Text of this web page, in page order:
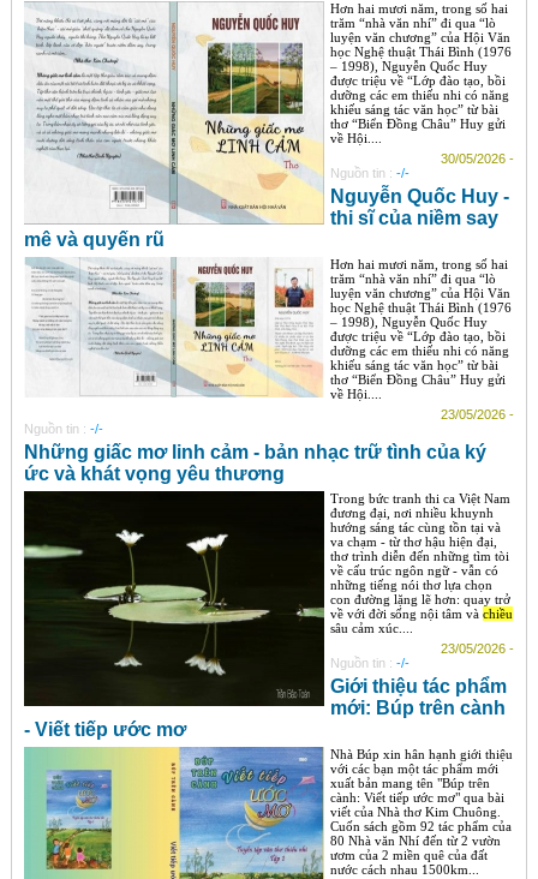
Hơn hai mươi năm, trong số hai
trăm “nhà văn nhí” đi qua “lò
luyện văn chương” của Hội Văn
học Nghệ thuật Thái Bình (1976
– 1998), Nguyễn Quốc Huy
được triệu về “Lớp đào tạo, bồi
dưỡng các em thiếu nhi có năng
khiếu sáng tác văn học” từ bài
thơ “Biển Đồng Châu” Huy gửi
về Hội....
30/05/2026 -
Nguồn tin : -/-
Nguyễn Quốc Huy -
thi sĩ của niềm say
mê và quyến rũ
Hơn hai mươi năm, trong số hai
trăm “nhà văn nhí” đi qua “lò
luyện văn chương” của Hội Văn
học Nghệ thuật Thái Bình (1976
– 1998), Nguyễn Quốc Huy
được triệu về “Lớp đào tạo, bồi
dưỡng các em thiếu nhi có năng
khiếu sáng tác văn học” từ bài
thơ “Biển Đồng Châu” Huy gửi
về Hội....
23/05/2026 -
Nguồn tin : -/-
Những giấc mơ linh cảm - bản nhạc trữ tình của ký
ức và khát vọng yêu thương
Trong bức tranh thi ca Việt Nam
đương đại, nơi nhiều khuynh
hướng sáng tác cùng tồn tại và
va chạm - từ thơ hậu hiện đại,
thơ trình diễn đến những tìm tòi
về cấu trúc ngôn ngữ - vẫn có
những tiếng nói thơ lựa chọn
con đường lặng lẽ hơn: quay trở
về với đời sống nội tâm và chiều
sâu cảm xúc....
23/05/2026 -
Nguồn tin : -/-
Giới thiệu tác phẩm
mới: Búp trên cành
- Viết tiếp ước mơ
Nhà Búp xin hân hạnh giới thiệu
với các bạn một tác phẩm mới
xuất bản mang tên "Búp trên
cành: Viết tiếp ước mơ" qua bài
viết của Nhà thơ Kim Chuông.
Cuốn sách gồm 92 tác phẩm của
80 Nhà văn Nhí đến từ 2 vườn
ươm của 2 miền quê của đất
nước cách nhau 1500km...